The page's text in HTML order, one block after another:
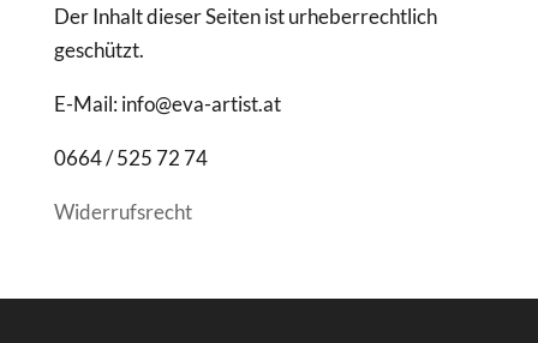
Der Inhalt dieser Seiten ist urheberrechtlich
geschützt.
E-Mail: info@eva-artist.at
0664 / 525 72 74
Widerrufsrecht